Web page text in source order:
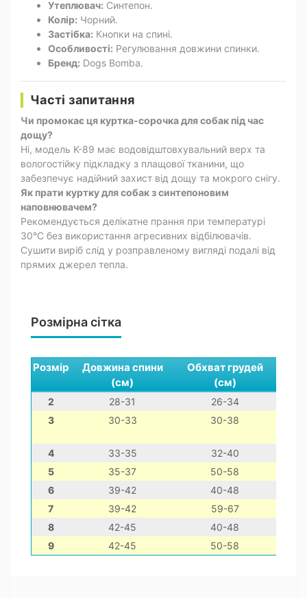
Утеплювач: Синтепон.
Колір: Чорний.
Застібка: Кнопки на спині.
Особливості: Регулювання довжини спинки.
Бренд: Dogs Bomba.
Часті запитання
Чи промокає ця куртка-сорочка для собак під час
дощу?
Ні, модель K-89 має водовідштовхувальний верх та
вологостійку підкладку з плащової тканини, що
забезпечує надійний захист від дощу та мокрого снігу.
Як прати куртку для собак з синтепоновим
наповнювачем?
Рекомендується делікатне прання при температурі
30°C без використання агресивних відбілювачів.
Сушити виріб слід у розправленому вигляді подалі від
прямих джерел тепла.
Розмірна сітка
Розмір
Довжина спини
(см)
Обхват грудей
(см)
2 28-31 26-34
3
30-33 30-38
4 33-35 32-40
5
35-37 50-58
6
39-42 40-48
7
39-42 59-67
8
42-45 40-48
9
42-45 50-58